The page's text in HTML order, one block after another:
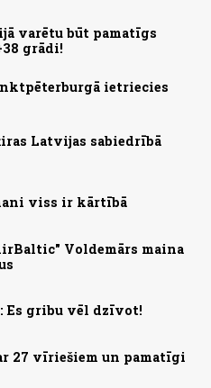
varētu būt pamatīgs
grādi!
ietriecies
Latvijas sabiedrībā
viss ir kārtībā
Voldemārs maina
Es gribu vēl dzīvot!
27 vīriešiem un pamatīgi